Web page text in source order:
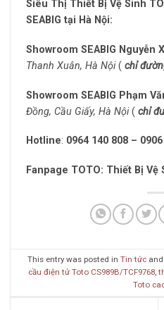
Siêu Thị Thiết Bị Vệ Sinh
SEABIG tại Hà Nội:
Showroom SEABIG Nguyễn
Thanh Xuân, Hà Nội( chỉ
Showroom SEABIG Phạm
Đồng, Cầu Giấy, Hà Nội( chỉ
Hotline: 0964 140 808 –
Fanpage TOTO: Thiết Bị Vệ
This entry was posted in Tin tứcand
cầu điện tử Toto CS989B/TCF9768,
Toto